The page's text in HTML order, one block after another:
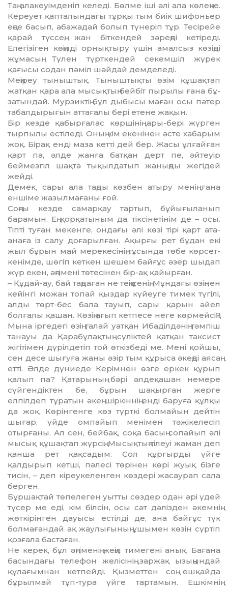
Таң алакеуімденіп келеді. Бөлме іші әлі ала көлеңке.
Кереует қап­талындағы тұрқы тым биік шифоньер
еңсе басып, абажадай болып түнеріп тұр. Тесірейе
қарай түссең, жан біткендей зәреңді кетіреді.
Елегізіген көңілді орнықтыру үшін амалсыз көзіңді
жұмасың. Түлен түрткендей секемшіл жүрек
қағысы содан пәміл шәйдай демделеді.
Меңіреу тыныштық. Тыныштық­ты өзім құшақтап
жатқан қара ала мы­сықтың бейбіт пырылы ғана бұ­
за­тын­дай. Мурзиктің бұл дыбысы ма­ған осы пәтер
табалдырығын атта­ғалы бері етене жақын.
Бір кезде қабырғалас көршінің ары-бері жүрген
тырпылы естіледі. Он­ың кім екенінен әсте хабарым
жоқ. Бірақ енді маза кетті дей бер. Жа­сы ұлғайған
қарт па, әлде жанға батқан дерт пе, әйтеуір
беймезгіл шақ­та тықылдатып жаныңды жегідей
жейді.
Демек, сары ала таңды көзбен аты­ру менің ғана
еншіме жазылма­ғаны ғой.
Соңғы кезде самарқау тартып, бұйы­ғыланып
барамын. Ең қорқа­ты­ным да, тіксінетінім де – осы.
Тіпті туған мекенге, ондағы әлі көзі тірі қарт ата-
анаға із салу доғарылған. Ақырғы рет бұдан екі
жыл бұрын май мерекесінің тұсында төбе көрсет­
ке­нім­де, шөгіп кеткен шешем байғұс әз­ер шыдап
жүр екен, әңгімені тө­тесінен бір-ақ қайырған.
– Құдай-ау, бай таңдаған не теңің сенің. Мұндағы өзіңнен
кейінгі можан топай қыздар күйеуге тимек түгілі,
алды төрт-бес бала тауып, сары қарын әйел
болғалы қашан. Көзің ағып кетпесе неге көрмейсің?
Мына іргедегі өзің талай уатқан Ибаділдәнің тәмпіш
танауы да Қарабұлақтың сүліктей қатқан таксист
жігітімен дү­ріл­детіп той өткізбеді ме. Мені қой­шы,
сен десе шығуға жаны әзір тым құрыса әкеңді аясаң
етті. Әлде дү­ниеде Керімнен өзге еркек құрып
қалып па? Қатарының бәрі әлдеқа­шан немере
сүйгендіктен бе, бұрын шақырған жерге
елпілдеп тұратын әкең шіркіннің енді баруға құлқы
да жоқ. Көрінгенге көз түрткі болмайын дейтін
шығар, үйде омпайып менімен тәжікелесіп
отырғаны. Ал сен, бей­бақ, соқа басың сопайып әлі
мысық құшақтап жүрсің. Мысықтың тілеуі жаман деп
қанша рет қақсадым. Сол құрғырды үйге
қалдырып кетші, пәлесі төрінен көрі жуық бізге
тисін, – деп кіреукеленген көздері жасаурап сала
берген.
Бұршақтай төпелеген уытты сөз­дер одан әрі үдей
түсер ме еді, кім біл­сін, осы сәт дәлізден әкемнің
жөт­кірінген дауысы естілді де, ана байғұс түк
болмағандай ақ жаулығының ұшымен көзін сүртіп
қозғала бас­та­ған.
Не керек, бұл әңгіменің жеңіл ти­мегені анық. Бағана
басындағы телефон желісінің заржақ ызыңындай
құлағымнан кетпейді. Қызметтен соң ешқайда
бұрылмай тұп-тура үйге тартамын. Ешкімнің